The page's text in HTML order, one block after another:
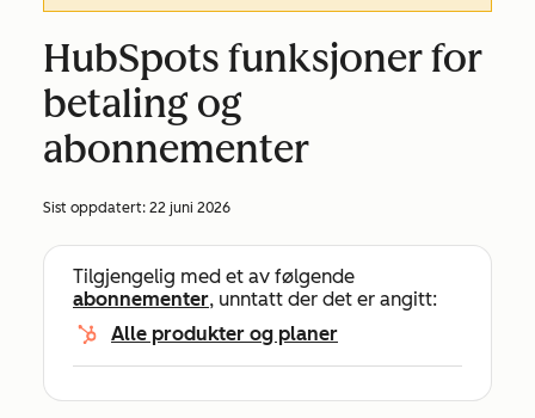
HubSpots funksjoner for
betaling og
abonnementer
Sist oppdatert: 22 juni 2026
Tilgjengelig med et av følgende
abonnementer, unntatt der det er angitt:
Alle produkter og planer